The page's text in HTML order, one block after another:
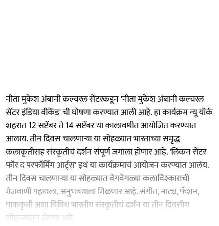
नीता मुकेश अंबानी कल्चरल सेंटरकडून 'नीता मुकेश अंबानी कल्चरल
सेंटर इंडिया वीकेंड' ची घोषणा करण्यात आली आहे. हा कार्यक्रम न्यू यॉर्क
शहरात 12 सप्टेंबर ते 14 सप्टेंबर या कालावधीत आयोजित करण्यात
आलाय. तीन दिवस चालणाऱ्या या सोहळ्यात भारताच्या समृद्ध
कलाकृतीसह संस्कृतीचं दर्शन संपूर्ण जगाला होणार आहे. 'लिंकन सेंटर
फॉर द परफॉर्मिग आर्ट्स' इथं या कार्यक्रमाचं आयोजन करण्यात आलंय.
तीन दिवस चालणाऱ्या या सोहळ्यात वेगवेगळ्या कलाविश्काराची
मेजवाणी पहायला, अनुभवयाला मिळणार आहे. संगीत, नाट्य, फॅशन,
पाककृती अशा विविध भारतीय संस्कृतीचं दर्शन या तीन दिवसीय
सोहळ्यातून होणार आहे.